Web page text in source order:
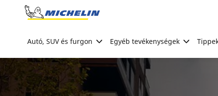
Go to page content
Autó, SUV és furgon Egyéb tevékenységek